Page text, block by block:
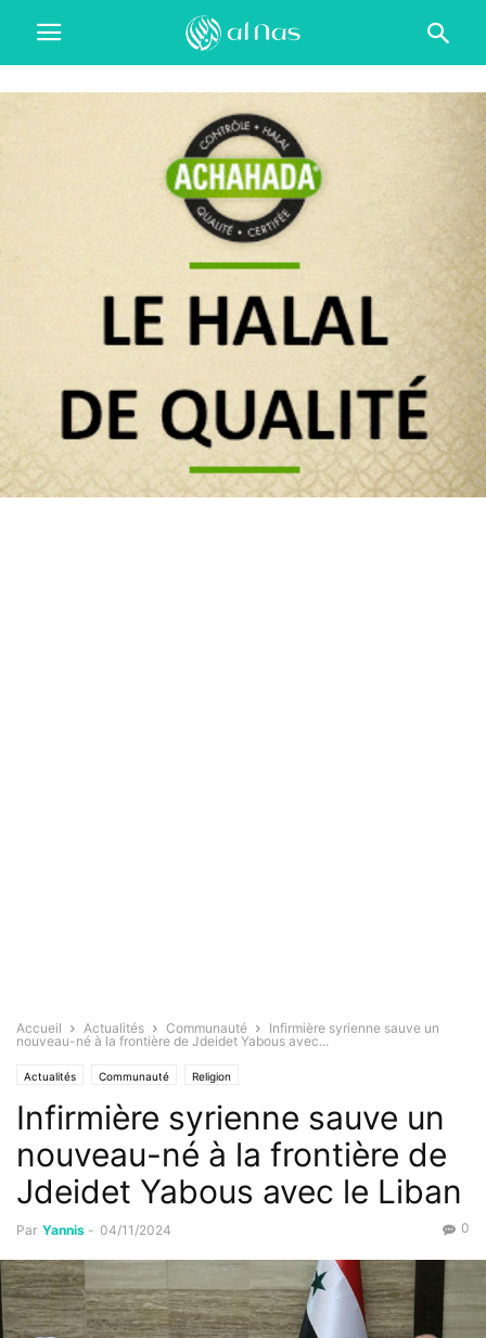
Accueil Actualités Communauté
Infirmière syrienne sauve un
nouveau-né à la frontière de Jdeidet Yabous avec...
Actualités Communauté Religion
Infirmière syrienne sauve un
nouveau-né à la frontière de
Jdeidet Yabous avec le Liban
Par Yannis - 04/11/2024 0